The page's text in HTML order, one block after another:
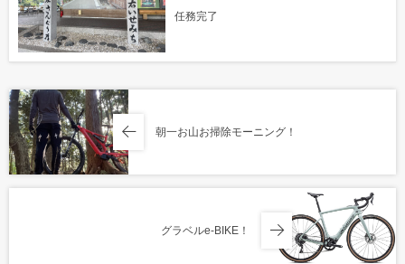
任務完了
朝一お山お掃除モーニング！
グラベルe-BIKE！